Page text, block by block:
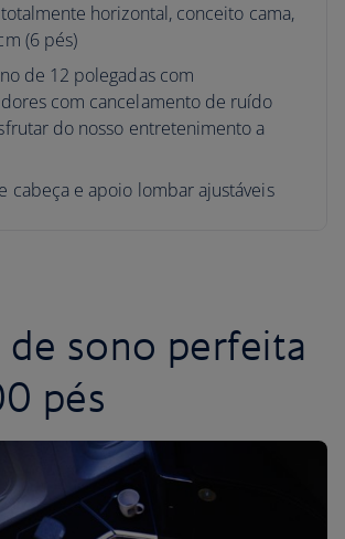
horizontal, conceito cama,
(6 pés)
de 12 polegadas com
com cancelamento de ruído
do nosso entretenimento a
cabeça e apoio lombar ajustáveis
sono perfeita
pés